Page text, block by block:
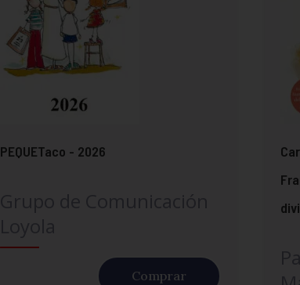
PEQUETaco - 2026
Comprar